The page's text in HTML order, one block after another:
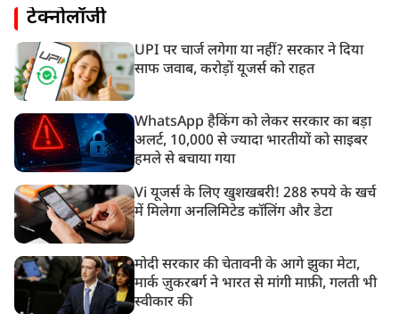
टेक्नोलॉजी
UPI पर चार्ज लगेगा या नहीं? सरकार ने दिया
साफ जवाब, करोड़ों यूजर्स को राहत
WhatsApp हैकिंग को लेकर सरकार का बड़ा
अलर्ट, 10,000 से ज्यादा भारतीयों को साइबर
हमले से बचाया गया
Vi यूजर्स के लिए खुशखबरी! 288 रुपये के खर्च
में मिलेगा अनलिमिटेड कॉलिंग और डेटा
मोदी सरकार की चेतावनी के आगे झुका मेटा,
मार्क ज़ुकरबर्ग ने भारत से मांगी माफ़ी, गलती भी
स्वीकार की